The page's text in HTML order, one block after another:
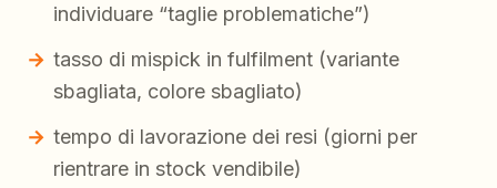
individuare “taglie problematiche”)
tasso di mispick in fulfilment (variante
sbagliata, colore sbagliato)
tempo di lavorazione dei resi (giorni per
rientrare in stock vendibile)